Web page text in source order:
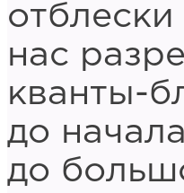
нас
кванты-
до начала
до